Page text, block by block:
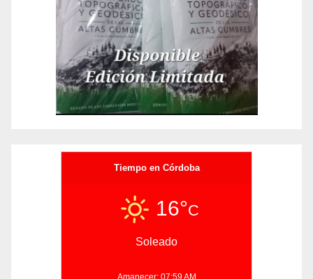
Tiempo en Córdoba
16°C
Soleado